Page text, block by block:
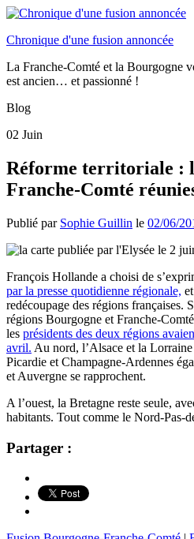
Chronique d'une fusion annoncée
La Franche-Comté et la Bourgogne
est ancien… et passionné !
Blog
02 Juin
Réforme territoriale :
Franche-Comté
Publié par Sophie Guillin le 02/06/
François Hollande a choisi de
par la presse quotidienne régionale,
redécoupage des régions françaises.
régions Bourgogne et Franche-
les présidents des deux régions
avril. Au nord, l’Alsace et la
Picardie et Champagne-Ardennes
et Auvergne se rapprochent.
A l’ouest, la Bretagne reste seule,
habitants. Tout comme le Nord-Pas-
Partager :